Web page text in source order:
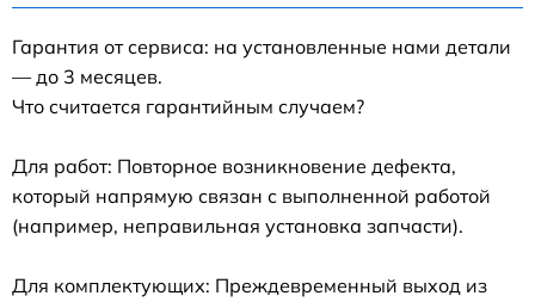
Гарантия от сервиса: на установленные нами детали
— до 3 месяцев.
Что считается гарантийным случаем?
Для работ: Повторное возникновение дефекта,
который напрямую связан с выполненной работой
(например, неправильная установка запчасти).
Для комплектующих: Преждевременный выход из